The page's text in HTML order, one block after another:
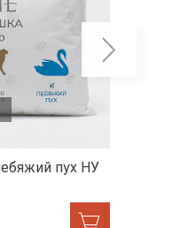
пух НУ